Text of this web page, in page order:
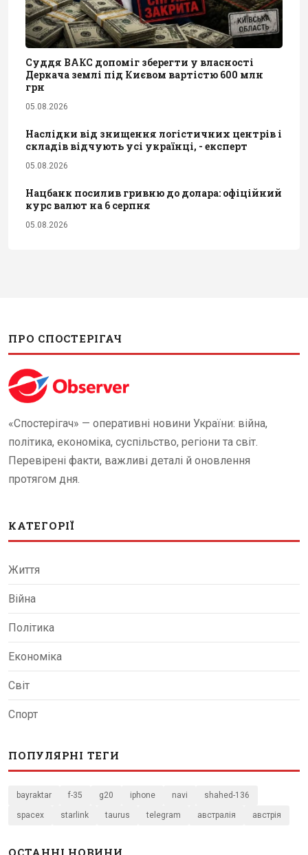
Суддя ВАКС допоміг зберегти у власності
Деркача землі під Києвом вартістю 600 млн
грн
05.08.2026
Наслідки від знищення логістичних центрів і
складів відчують усі українці, - експерт
05.08.2026
Нацбанк посилив гривню до долара: офіційний
курс валют на 6 серпня
05.08.2026
ПРО СПОСТЕРІГАЧ
«Спостерігач» — оперативні новини України: війна,
політика, економіка, суспільство, регіони та світ.
Перевірені факти, важливі деталі й оновлення
протягом дня.
КАТЕГОРІЇ
Життя
Війна
Політика
Економіка
Світ
Спорт
ПОПУЛЯРНІ ТЕГИ
bayraktar f-35 g20 iphone navi shahed-136
spacex starlink taurus telegram австралія австрія
ОСТАННІ НОВИНИ